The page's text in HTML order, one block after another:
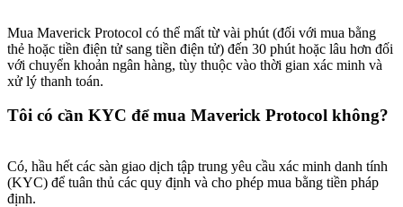
Mua Maverick Protocol có thể mất từ vài phút (đối với mua bằng
thẻ hoặc tiền điện tử sang tiền điện tử) đến 30 phút hoặc lâu hơn đối
với chuyển khoản ngân hàng, tùy thuộc vào thời gian xác minh và
xử lý thanh toán.
Tôi có cần KYC để mua Maverick Protocol không?
Có, hầu hết các sàn giao dịch tập trung yêu cầu xác minh danh tính
(KYC) để tuân thủ các quy định và cho phép mua bằng tiền pháp
định.